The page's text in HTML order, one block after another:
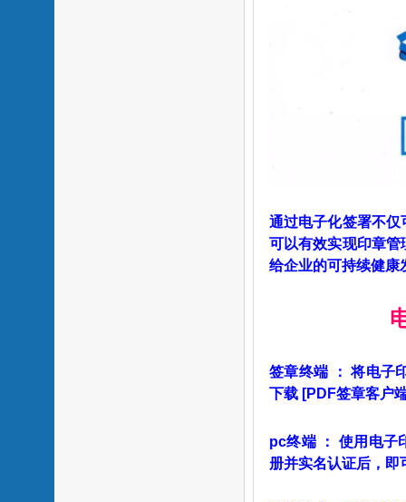
通过电子化签署不仅
可以有效实现印章管
给企业的可持续健康
电子印
签章终端 ：
将电子
下载 [PDF签章客户
pc终端
： 使用电
册并实名认证后，即